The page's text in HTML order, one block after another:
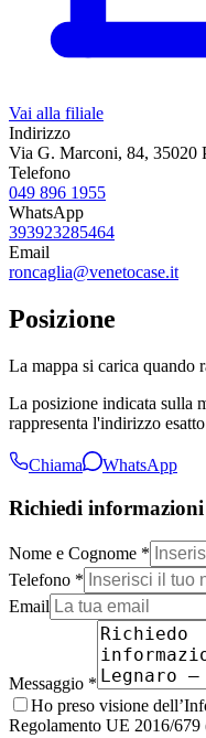
Vai alla filiale
Indirizzo
Via G. Marconi, 84, 35020
Telefono
049 896 1955
WhatsApp
393923285464
Email
roncaglia@venetocase.it
Posizione
La mappa si carica quando
La posizione indicata sulla
rappresenta l'indirizzo
Chiama WhatsApp
Richiedi informazioni
Nome e Cognome *
Telefono *
Email
Messaggio *
Ho preso visione
Regolamento UE 2016/679